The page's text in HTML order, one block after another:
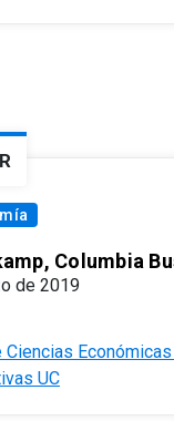
Columbia
de 2019
Ciencias
UC